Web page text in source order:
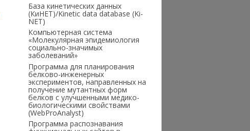
База кинетических данных
(КиНЕТ)/Kinetic data database (Ki-
NET)
Компьютерная система
«Молекулярная эпидемиология
социально-значимых
заболеваний»
Программа для планирования
белково-инженерных
экспериментов, направленных на
получение мутантных форм
белков с улучшенными медико-
биологическими свойствами
(WebProAnalyst)
Программа распознавания